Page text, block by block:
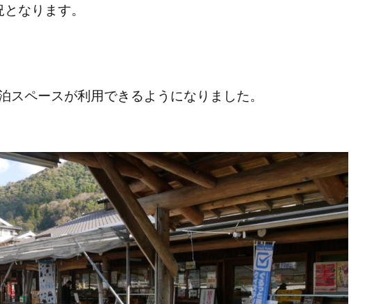
なります。
ペースが利用できるようになりました。